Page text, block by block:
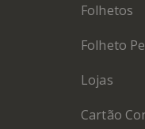
Folhetos
Folheto
Lojas
Cartão